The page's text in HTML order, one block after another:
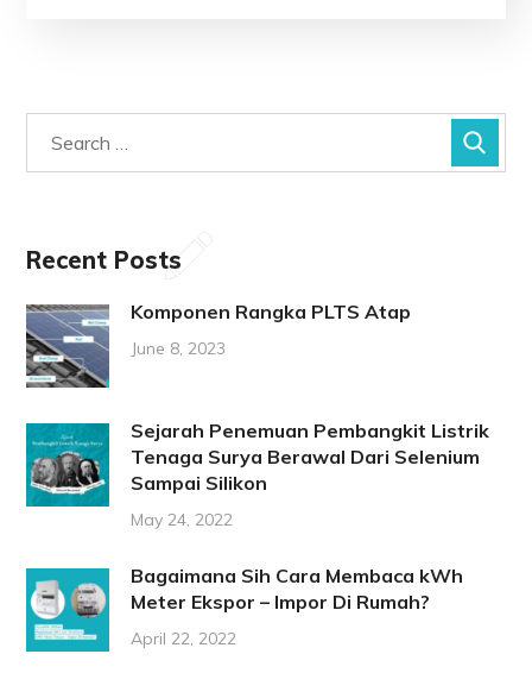
Recent Posts
Komponen Rangka PLTS Atap
June 8, 2023
Sejarah Penemuan Pembangkit Listrik
Tenaga Surya Berawal Dari Selenium
Sampai Silikon
May 24, 2022
Bagaimana Sih Cara Membaca kWh
Meter Ekspor – Impor Di Rumah?
April 22, 2022